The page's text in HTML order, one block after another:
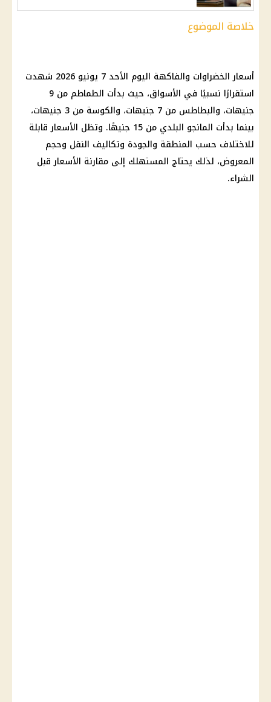
خلاصة الموضوع
أسعار الخضراوات والفاكهة اليوم الأحد 7 يونيو 2026 شهدت
استقرارًا نسبيًا في الأسواق، حيث بدأت الطماطم من 9
جنيهات، والبطاطس من 7 جنيهات، والكوسة من 3 جنيهات،
بينما بدأت المانجو البلدي من 15 جنيهًا. وتظل الأسعار قابلة
للاختلاف حسب المنطقة والجودة وتكاليف النقل وحجم
المعروض، لذلك يحتاج المستهلك إلى مقارنة الأسعار قبل
الشراء.